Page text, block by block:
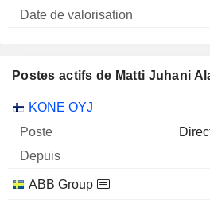
Postes actifs de Matti Juhani
Sociétés Poste
KONE OYJ
ABB Group